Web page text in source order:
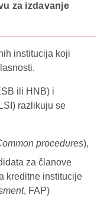
za izdavanje
institucija koji
ili HNB) i
razlikuju se
procedures),
za članove
kreditne institucije
, FAP)